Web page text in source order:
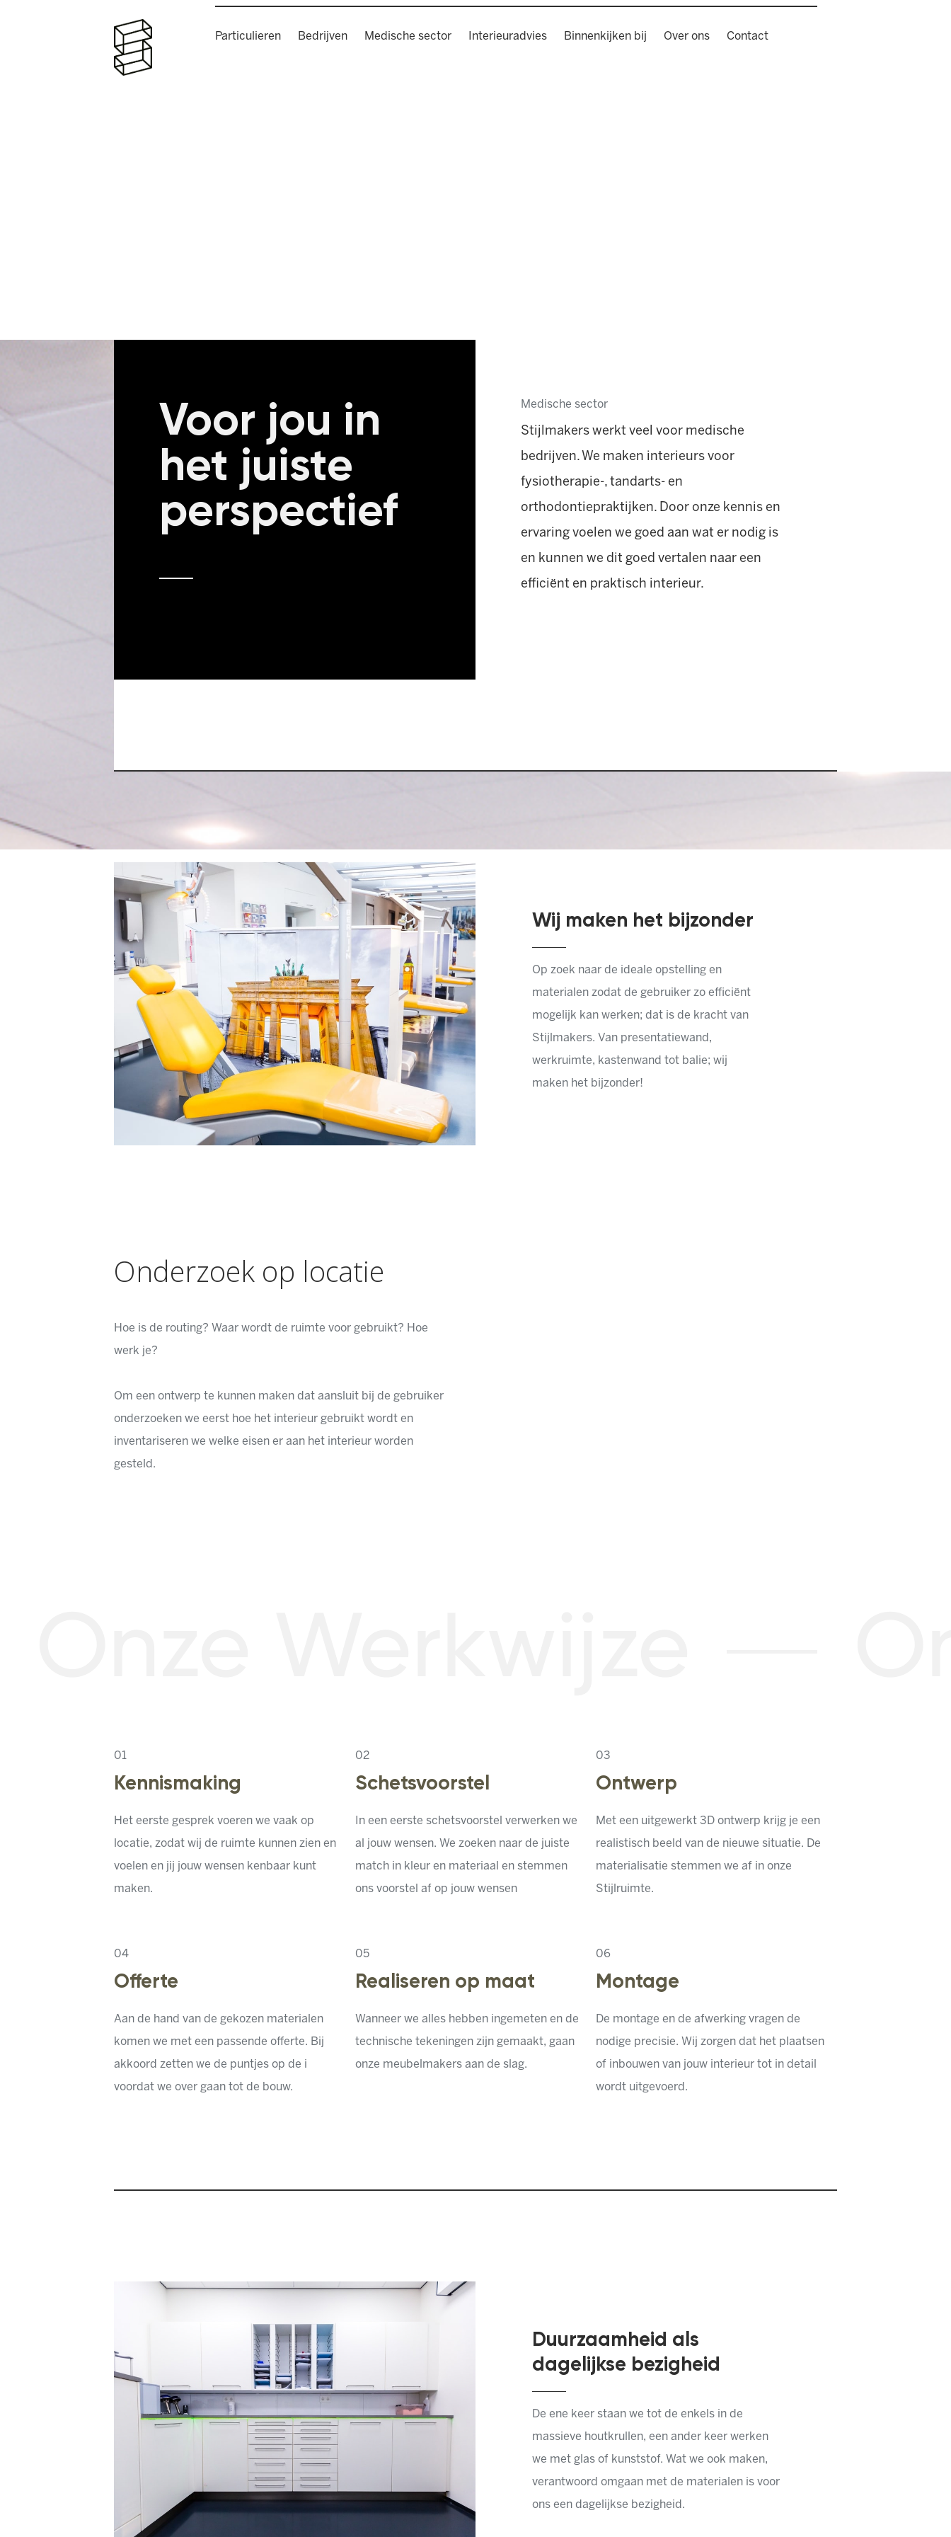
Particulieren Bedrijven Medische sector Interieuradvies Binnenkijken bij Over ons Contact
Voor jou in
het juiste
perspectief
Medische sector
Stijlmakers werkt veel voor medische
bedrijven. We maken interieurs voor
fysiotherapie-, tandarts- en
orthodontiepraktijken. Door onze kennis en
ervaring voelen we goed aan wat er nodig is
en kunnen we dit goed vertalen naar een
efficiënt en praktisch interieur.
Wij maken het bijzonder
Op zoek naar de ideale opstelling en
materialen zodat de gebruiker zo efficiënt
mogelijk kan werken; dat is de kracht van
Stijlmakers. Van presentatiewand,
werkruimte, kastenwand tot balie; wij
maken het bijzonder!
Onderzoek op locatie
Hoe is de routing? Waar wordt de ruimte voor gebruikt? Hoe
werk je?
Om een ontwerp te kunnen maken dat aansluit bij de gebruiker
onderzoeken we eerst hoe het interieur gebruikt wordt en
inventariseren we welke eisen er aan het interieur worden
gesteld.
01
Kennismaking
Het eerste gesprek voeren we vaak op
locatie, zodat wij de ruimte kunnen zien en
voelen en jij jouw wensen kenbaar kunt
maken.
02
Schetsvoorstel
In een eerste schetsvoorstel verwerken we
al jouw wensen. We zoeken naar de juiste
match in kleur en materiaal en stemmen
ons voorstel af op jouw wensen
03
Ontwerp
Met een uitgewerkt 3D ontwerp krijg je een
realistisch beeld van de nieuwe situatie. De
materialisatie stemmen we af in onze
Stijlruimte.
04
Offerte
Aan de hand van de gekozen materialen
komen we met een passende offerte. Bij
akkoord zetten we de puntjes op de i
voordat we over gaan tot de bouw.
05
Realiseren op maat
Wanneer we alles hebben ingemeten en de
technische tekeningen zijn gemaakt, gaan
onze meubelmakers aan de slag.
06
Montage
De montage en de afwerking vragen de
nodige precisie. Wij zorgen dat het plaatsen
of inbouwen van jouw interieur tot in detail
wordt uitgevoerd.
Duurzaamheid als
dagelijkse bezigheid
De ene keer staan we tot de enkels in de
massieve houtkrullen, een ander keer werken
we met glas of kunststof. Wat we ook maken,
verantwoord omgaan met de materialen is voor
ons een dagelijkse bezigheid.